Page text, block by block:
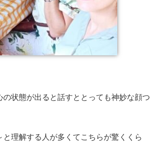
状態が出ると話すととっても神妙な顔つ
理解する人が多くてこちらが驚くくら